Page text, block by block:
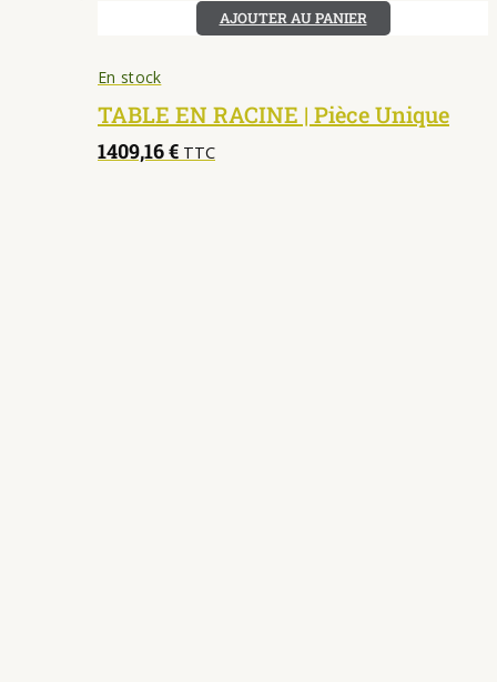
AJOUTER AU PANIER
TABLE EN RACINE | Pièce Unique
1409,16€ TTC
En stock